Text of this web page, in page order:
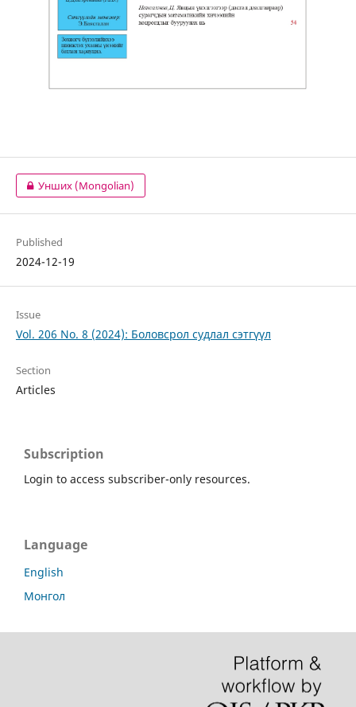
Унших (Mongolian)
Published
2024-12-19
Issue
Vol. 206 No. 8 (2024): Боловсрол судлал сэтгүүл
Section
Articles
Subscription
Login to access subscriber-only resources.
Language
English
Монгол